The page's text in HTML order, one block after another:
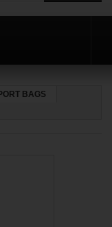
BAGS